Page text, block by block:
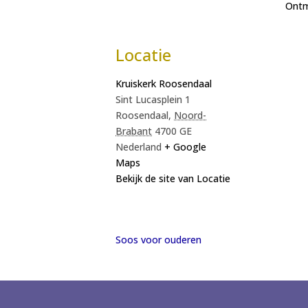
Locatie
Kruiskerk Roosendaal
Sint Lucasplein 1
Roosendaal, Noord-
Brabant 4700 GE
Nederland + Google
Maps
Bekijk de site van Locatie
Soos voor ouderen